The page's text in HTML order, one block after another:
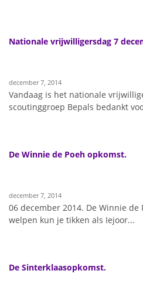
Nationale vrijwilligersdag 7
december 7, 2014
Vandaag is het nationale
scoutinggroep Bepals bedankt
De Winnie de Poeh opkomst.
december 7, 2014
06 december 2014. De Winnie de
welpen kun je tikken als Iejoor...
De Sinterklaasopkomst.